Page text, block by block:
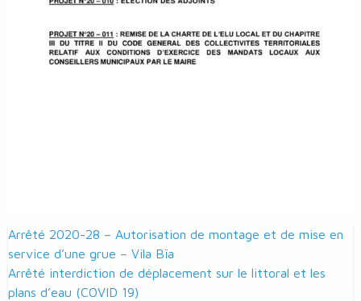
Navigation
de
l’article
Arrêté 2020-28 – Autorisation de montage et de mise en
service d’une grue – Vila Bïa
Arrêté interdiction de déplacement sur le littoral et les
plans d’eau (COVID 19)